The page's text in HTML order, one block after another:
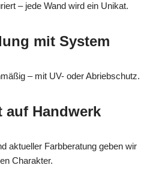
– jede Wand wird ein Unikat.
mit System
– mit UV- oder Abriebschutz.
auf Handwerk
aktueller Farbberatung geben wir
Charakter.